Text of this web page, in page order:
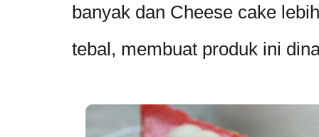
banyak dan Cheese cake lebih
tebal, membuat produk ini